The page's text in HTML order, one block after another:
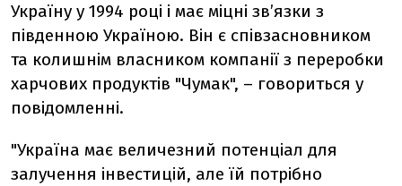
Україну у 1994 році і має міцні зв’язки з
південною Україною. Він є співзасновником
та колишнім власником компанії з переробки
харчових продуктів "Чумак", – говориться у
повідомленні.
"Україна має величезний потенціал для
залучення інвестицій, але їй потрібно